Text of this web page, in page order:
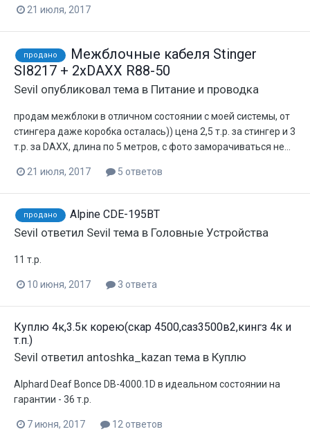
21 июля, 2017
продано
Межблочные кабеля Stinger
SI8217 + 2хDAXX R88-50
Sevil опубликовал тема в Питание и проводка
продам межблоки в отличном состоянии с моей системы, от
стингера даже коробка осталась)) цена 2,5 т.р. за стингер и 3
т.р. за DAXX, длина по 5 метров, с фото заморачиваться не...
21 июля, 2017 5 ответов
продано Alpine CDE-195BT
Sevil ответил Sevil тема в Головные Устройства
11 т.р.
10 июня, 2017 3 ответа
Куплю 4к,3.5к корею(скар 4500,саз3500в2,кингз 4к и
т.п.)
Sevil ответил antoshka_kazan тема в Куплю
Alphard Deaf Bonce DB-4000.1D в идеальном состоянии на
гарантии - 36 т.р.
7 июня, 2017 12 ответов